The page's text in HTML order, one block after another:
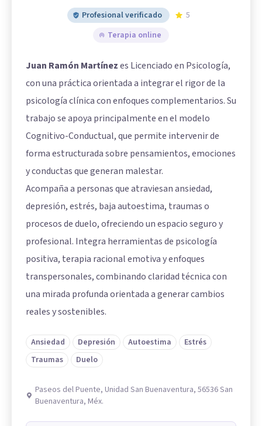
Profesional verificado
5
Terapia online
Juan Ramón Martínezes Licenciado en Psicología,
con una práctica orientada a integrar el rigor de la
psicología clínica con enfoques complementarios. Su
trabajo se apoya principalmente en el modelo
Cognitivo-Conductual, que permite intervenir de
forma estructurada sobre pensamientos, emociones
y conductas que generan malestar.
Acompaña a personas que atraviesan ansiedad,
depresión, estrés, baja autoestima, traumas o
procesos de duelo, ofreciendo un espacio seguro y
profesional. Integra herramientas de psicología
positiva, terapia racional emotiva y enfoques
transpersonales, combinando claridad técnica con
una mirada profunda orientada a generar cambios
reales y sostenibles.
Ansiedad Depresión Autoestima
Estrés
Traumas
Duelo
Paseos del Puente, Unidad San Buenaventura, 56536 San
Buenaventura, Méx.